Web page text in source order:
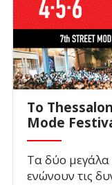
Το
Mode
Τα δύο μεγάλα
ενώνουν τις